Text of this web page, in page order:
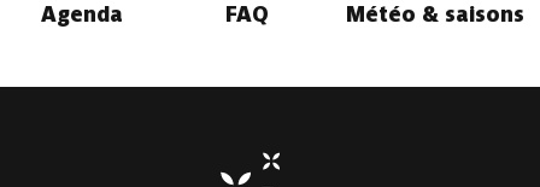
Agenda FAQ Météo & saisons